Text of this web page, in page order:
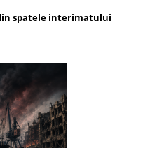
spatele interimatului